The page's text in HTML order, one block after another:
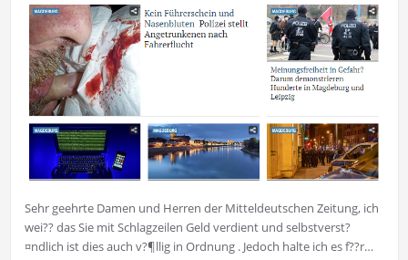
Sehr geehrte Damen und Herren der Mitteldeutschen Zeitung, ich
wei?? das Sie mit Schlagzeilen Geld verdient und selbstverst?
¤ndlich ist dies auch v?¶llig in Ordnung . Jedoch halte ich es f??r…